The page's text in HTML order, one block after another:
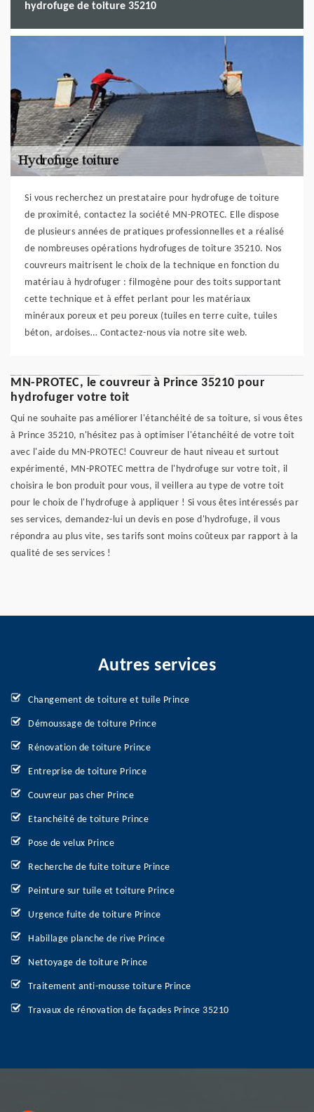
hydrofuge de toiture 35210
Si vous recherchez un prestataire pour hydrofuge de toiture
de proximité, contactez la société MN-PROTEC. Elle dispose
de plusieurs années de pratiques professionnelles et a réalisé
de nombreuses opérations hydrofuges de toiture 35210. Nos
couvreurs maitrisent le choix de la technique en fonction du
matériau à hydrofuger : filmogène pour des toits supportant
cette technique et à effet perlant pour les matériaux
minéraux poreux et peu poreux (tuiles en terre cuite, tuiles
béton, ardoises… Contactez-nous via notre site web.
MN-PROTEC, le couvreur à Prince 35210 pour
hydrofuger votre toit
Qui ne souhaite pas améliorer l'étanchéité de sa toiture, si vous êtes
à Prince 35210, n'hésitez pas à optimiser l'étanchéité de votre toit
avec l'aide du MN-PROTEC! Couvreur de haut niveau et surtout
expérimenté, MN-PROTEC mettra de l'hydrofuge sur votre toit, il
choisira le bon produit pour vous, il veillera au type de votre toit
pour le choix de l'hydrofuge à appliquer ! Si vous êtes intéressés par
ses services, demandez-lui un devis en pose d'hydrofuge, il vous
répondra au plus vite, ses tarifs sont moins coûteux par rapport à la
qualité de ses services !
Autres services
Changement de toiture et tuile Prince
Démoussage de toiture Prince
Rénovation de toiture Prince
Entreprise de toiture Prince
Couvreur pas cher Prince
Etanchéité de toiture Prince
Pose de velux Prince
Recherche de fuite toiture Prince
Peinture sur tuile et toiture Prince
Urgence fuite de toiture Prince
Habillage planche de rive Prince
Nettoyage de toiture Prince
Traitement anti-mousse toiture Prince
Travaux de rénovation de façades Prince 35210